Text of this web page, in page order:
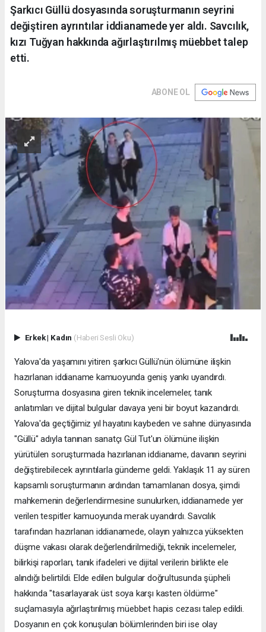
Şarkıcı Güllü dosyasında soruşturmanın seyrini
değiştiren ayrıntılar iddianamede yer aldı. Savcılık,
kızı Tuğyan hakkında ağırlaştırılmış müebbet talep
etti.
ABONE OL
Erkek| Kadın (Haberi Sesli Oku)
Yalova'da yaşamını yitiren şarkıcı Güllü'nün ölümüne ilişkin
hazırlanan iddianame kamuoyunda geniş yankı uyandırdı.
Soruşturma dosyasına giren teknik incelemeler, tanık
anlatımları ve dijital bulgular davaya yeni bir boyut kazandırdı.
Yalova'da geçtiğimiz yıl hayatını kaybeden ve sahne dünyasında
"Güllü" adıyla tanınan sanatçı Gül Tut'un ölümüne ilişkin
yürütülen soruşturmada hazırlanan iddianame, davanın seyrini
değiştirebilecek ayrıntılarla gündeme geldi. Yaklaşık 11 ay süren
kapsamlı soruşturmanın ardından tamamlanan dosya, şimdi
mahkemenin değerlendirmesine sunulurken, iddianamede yer
verilen tespitler kamuoyunda merak uyandırdı. Savcılık
tarafından hazırlanan iddianamede, olayın yalnızca yüksekten
düşme vakası olarak değerlendirilmediği, teknik incelemeler,
bilirkişi raporları, tanık ifadeleri ve dijital verilerin birlikte ele
alındığı belirtildi. Elde edilen bulgular doğrultusunda şüpheli
hakkında "tasarlayarak üst soya karşı kasten öldürme"
suçlamasıyla ağırlaştırılmış müebbet hapis cezası talep edildi.
Dosyanın en çok konuşulan bölümlerinden biri ise olay